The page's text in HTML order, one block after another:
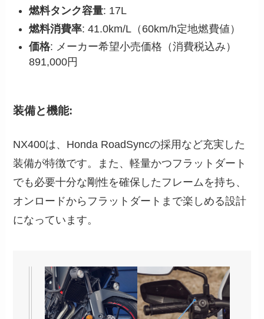
燃料タンク容量: 17L
燃料消費率: 41.0km/L（60km/h定地燃費値）
価格: メーカー希望小売価格（消費税込み）
891,000円
装備と機能:
NX400は、Honda RoadSyncの採用など充実した
装備が特徴です。また、軽量かつフラットダート
でも必要十分な剛性を確保したフレームを持ち、
オンロードからフラットダートまで楽しめる設計
になっています。